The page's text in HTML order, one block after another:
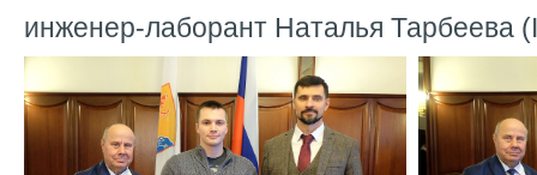
инженер-лаборант Наталья Тарбеева